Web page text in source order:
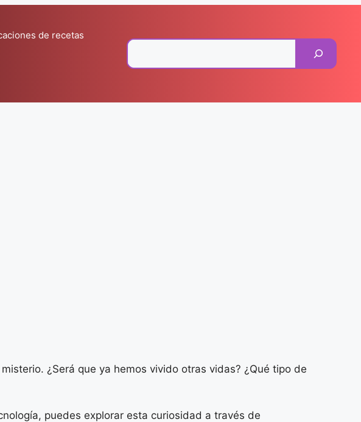
de recetas
¿Será que ya hemos vivido otras vidas? ¿Qué tipo de
puedes explorar esta curiosidad a través de